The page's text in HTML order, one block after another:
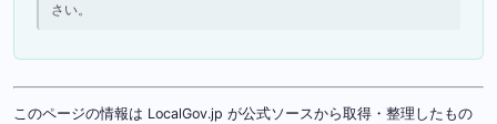
さい。
このページの情報は LocalGov.jp が公式ソースから取得・整理したもの